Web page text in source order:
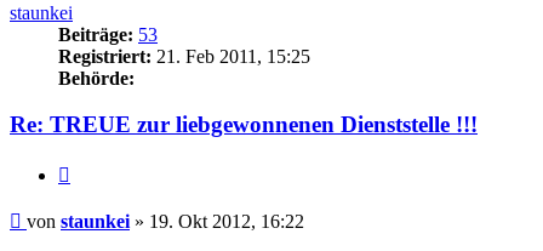
staunkei
Beiträge: 53
Registriert: 21. Feb 2011, 15:25
Behörde:
Re: TREUE zur liebgewonnenen Dienststelle !!!
Beitrag
von staunkei » 19. Okt 2012, 16:22